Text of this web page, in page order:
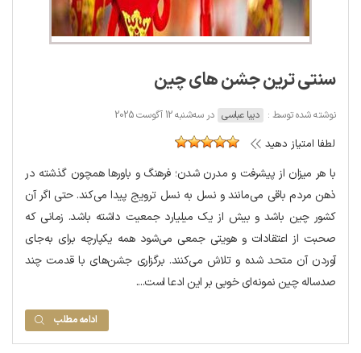
سنتی‌ ترین جشن‌ های چین
نوشته شده توسط : دیبا عباسی در سه‌شنبه 12 آگوست 2025
لطفا امتیاز دهید
با هر میزان از پیشرفت و مدرن شدن؛ فرهنگ و باورها همچون گذشته در
ذهن مردم باقی می‌مانند و نسل به نسل ترویج پیدا می‌کند. حتی اگر آن
کشور چین باشد و بیش از یک میلیارد جمعیت داشته باشد. زمانی که
صحبت از اعتقادات و هویتی جمعی می‌شود همه یکپارچه برای به‌جای
آوردن آن متحد شده و تلاش می‌کنند. برگزاری جشن‌های با قدمت چند
صدساله چین نمونه‌ای خوبی بر این ادعا است....
ادامه مطلب